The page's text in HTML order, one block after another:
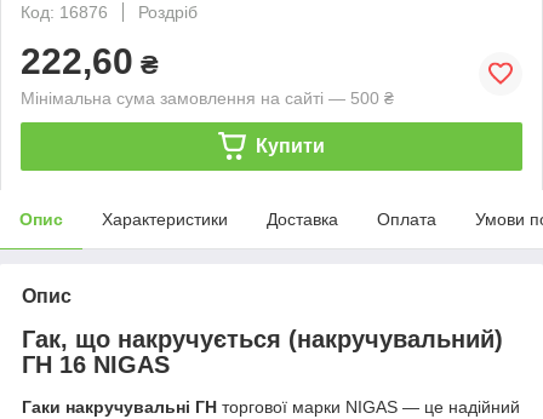
Код: 16876
Роздріб
222,60 ₴
Мінімальна сума замовлення на сайті — 500 ₴
Купити
Опис Характеристики Доставка Оплата Умови
Опис
Гак, що накручується (накручувальний)
ГН 16 NIGAS
Гаки накручувальні ГН торгової марки NIGAS — це надійний